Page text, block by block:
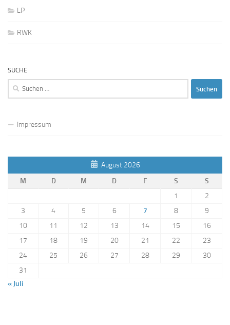
LP
RWK
SUCHE
Suchen
Impressum
August 2026
M
D M D F S
S
1
2
3
4 5 6 7 8
9
10
11 12 13 14 15
16
17
18 19 20 21 22
23
24
25 26 27 28 29
30
31
« Juli